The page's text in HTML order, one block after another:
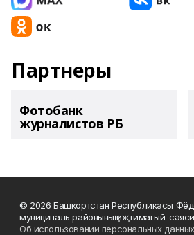
Партнеры
Фотобанк
журналистов РБ
© 2026 Башкортстан Республикасы
муниципаль районының иҗтимагый-
Об использовании персональных данных